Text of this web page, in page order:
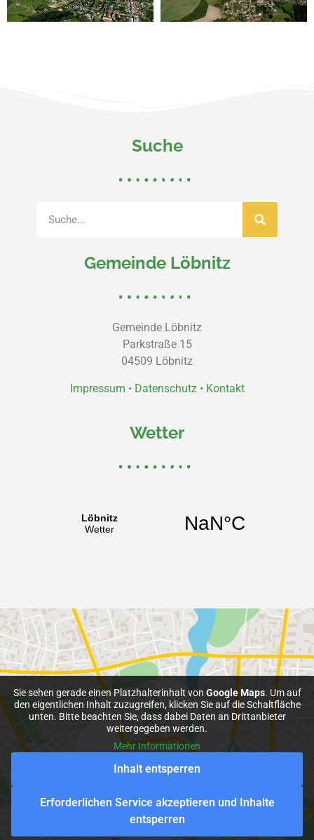
Suche
Gemeinde Löbnitz
Gemeinde Löbnitz
Parkstraße 15
04509 Löbnitz
Impressum • Datenschutz • Kontakt
Wetter
Sie sehen gerade einen Platzhalterinhalt von Google Maps. Um auf
den eigentlichen Inhalt zuzugreifen, klicken Sie auf die Schaltfläche
unten. Bitte beachten Sie, dass dabei Daten an Drittanbieter
weitergegeben werden.
Mehr Informationen
Inhalt entsperren
Erforderlichen Service akzeptieren und Inhalte
entsperren